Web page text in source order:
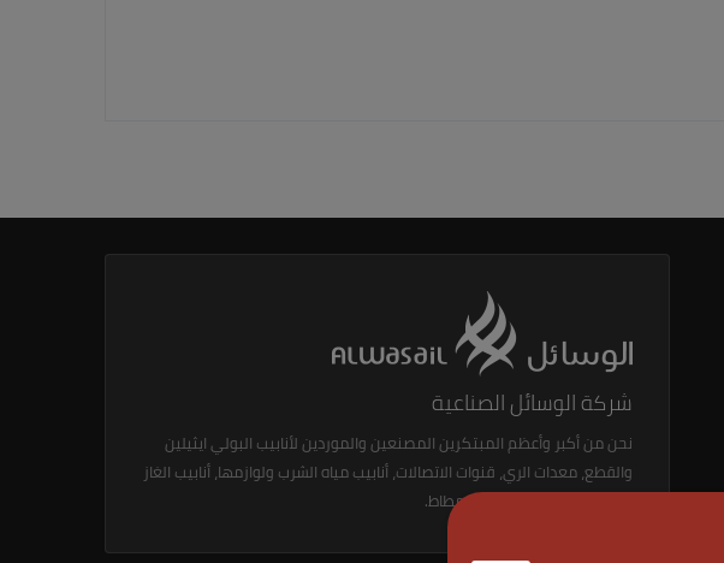
شركة الوسائل الصناعية
نحن من أكبر وأعظم المبتكرين المصنعين والموردين لأنابيب البولي ايثيلين
والقطع، معدات الري، قنوات الاتصالات، أنابيب مياه الشرب ولوازمها، أنابيب الغاز
والزيت ولوازمها، منتجات المطاط.